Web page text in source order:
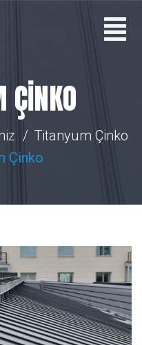
ÇINKO
Titanyum Çinko
Çinko